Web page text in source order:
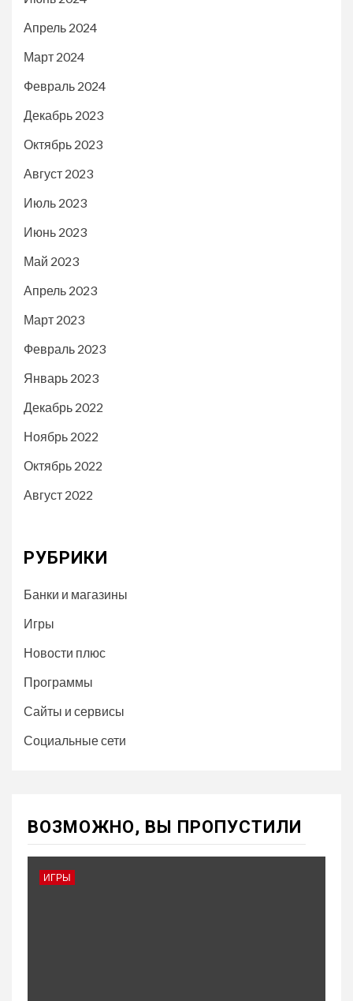
Апрель 2024
Март 2024
Февраль 2024
Декабрь 2023
Октябрь 2023
Август 2023
Июль 2023
Июнь 2023
Май 2023
Апрель 2023
Март 2023
Февраль 2023
Январь 2023
Декабрь 2022
Ноябрь 2022
Октябрь 2022
Август 2022
РУБРИКИ
Банки и магазины
Игры
Новости плюс
Программы
Сайты и сервисы
Социальные сети
ВОЗМОЖНО, ВЫ ПРОПУСТИЛИ
ИГРЫ